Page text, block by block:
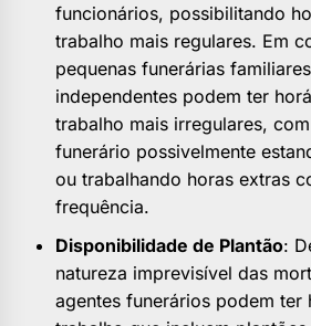
funcionários, possibilitando
trabalho mais regulares. Em
pequenas funerárias
independentes podem ter
trabalho mais irregulares,
funerário possivelmente
ou trabalhando horas extras
frequência.
Disponibilidade de Plantão:
natureza imprevisível das
agentes funerários podem ter